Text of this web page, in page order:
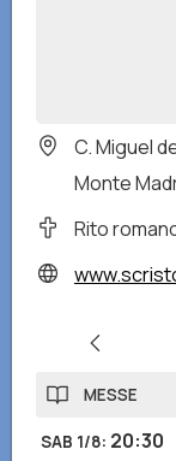
C. Miguel
Monte
Rito
MESSE
SAB 1/8: 20:30